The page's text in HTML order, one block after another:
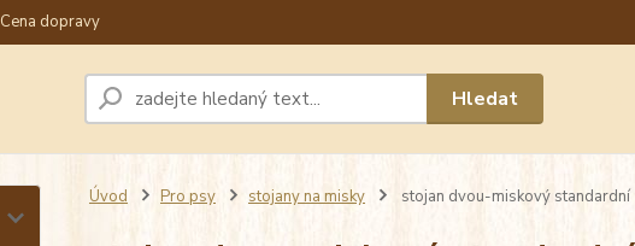
Cena dopravy
Hledat
Úvod Pro psy stojany na misky stojan dvou-miskový standardní